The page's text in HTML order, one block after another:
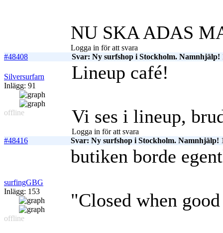
NU SKA ADAS
Logga in för att svara
#48408
Svar: Ny surfshop i Stockholm. Namnhjälp!
Silversurfarn
Inlägg: 91
offline
Lineup café!
Vi ses i lineup,
Logga in för att svara
#48416
Svar: Ny surfshop i Stockholm. Namnhjälp!
surfingGBG
Inlägg: 153
offline
butiken borde
"Closed when